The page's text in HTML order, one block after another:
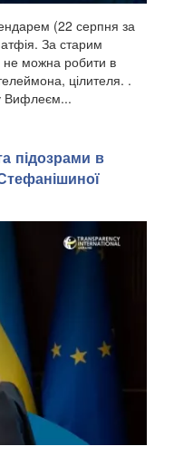
(22 серпня за
За старим
можна робити в
цілителя. .
Вифлеєм...
підозрами в